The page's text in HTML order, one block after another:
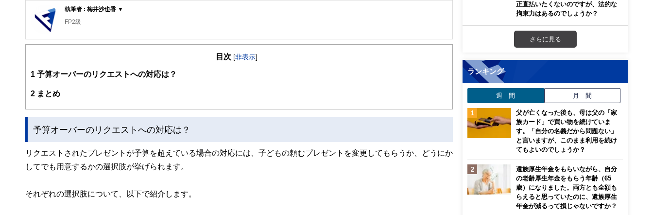
執筆者 : 梅井沙也香 ▼
FP2級
目次 [非表示]
1 予算オーバーのリクエストへの対応は？
2 まとめ
予算オーバーのリクエストへの対応は？
リクエストされたプレゼントが予算を超えている場合の対応には、子どもの頼むプレゼントを変更してもらうか、どうにか
してでも用意するかの選択肢が挙げられます。
それぞれの選択肢について、以下で紹介します。
正直払いたくないのですが、法的な
拘束力はあるのでしょうか？
さらに見る
ランキング
週 間 月 間
父が亡くなった後も、母は父の「家
族カード」で買い物を続けていま
す。「自分の名義だから問題ない」
と言いますが、このまま利用を続け
てもよいのでしょうか？
遺族厚生年金をもらいながら、自分
の老齢厚生年金をもらう年齢（65
歳）になりました。両方とも全額も
らえると思っていたのに、遺族厚生
年金が減るって損じゃないですか？